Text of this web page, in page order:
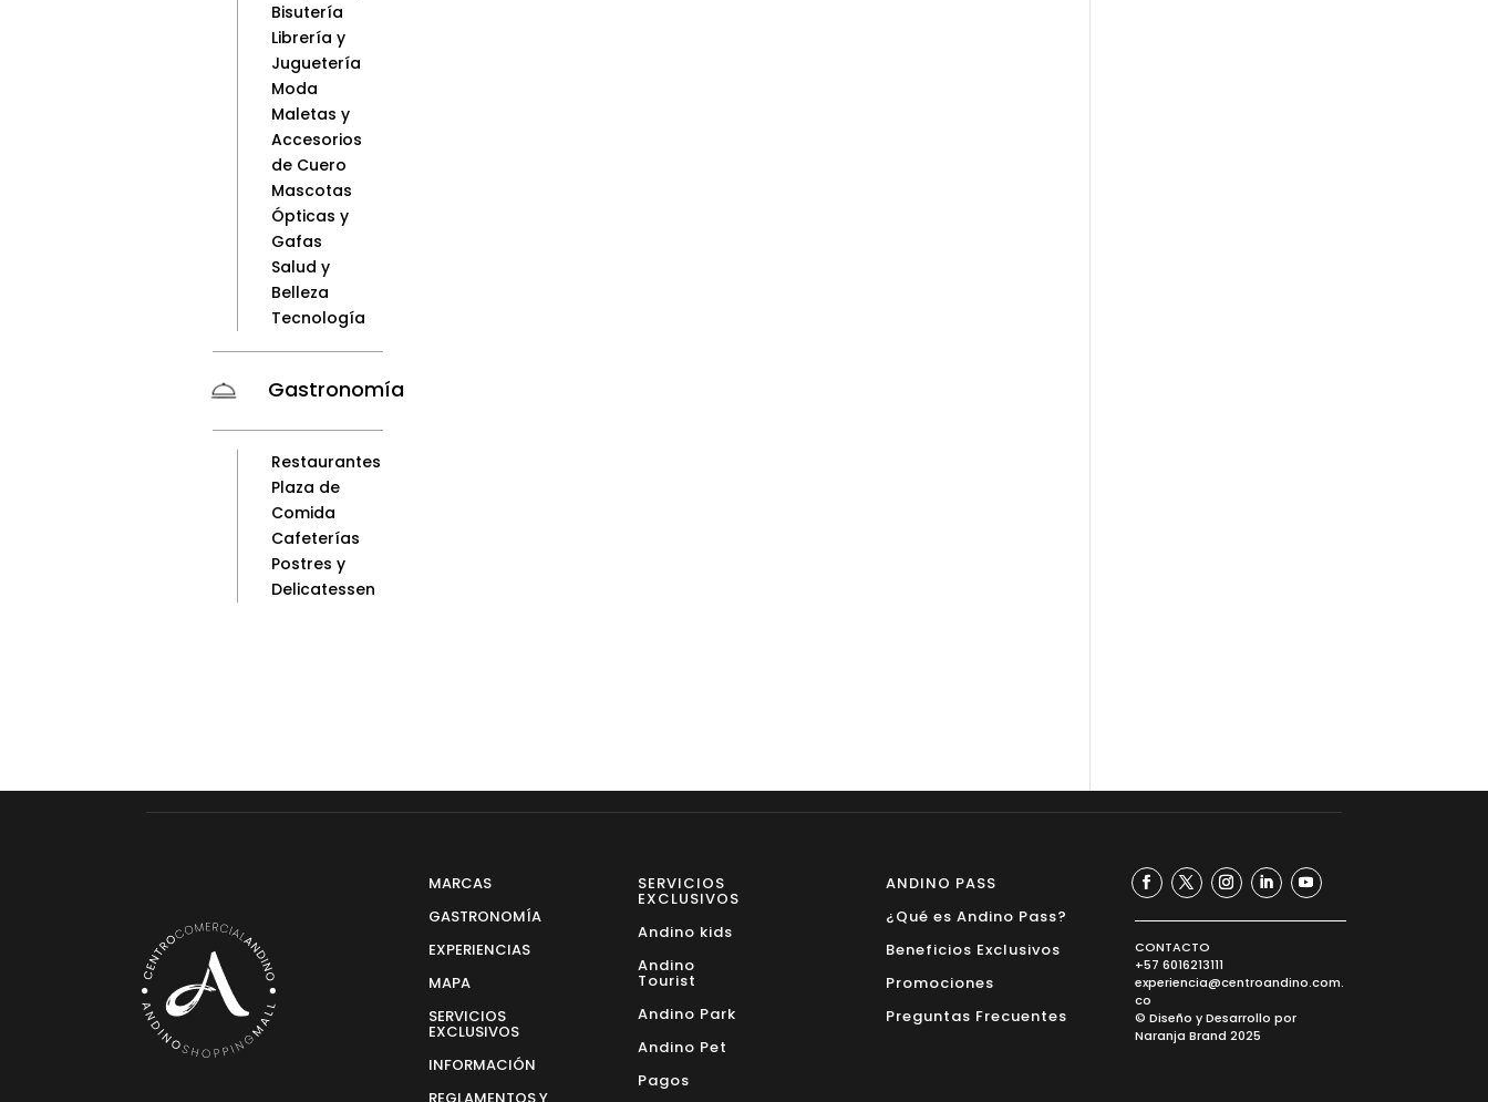
Bisutería
Librería y
Juguetería
Moda
Maletas y
Accesorios
de Cuero
Mascotas
Ópticas y
Gafas
Salud y
Belleza
Tecnología
Gastronomía
Restaurantes
Plaza de
Comida
Cafeterías
Postres y
Delicatessen
MARCAS
GASTRONOMÍA
EXPERIENCIAS
MAPA
SERVICIOS
EXCLUSIVOS
INFORMACIÓN
SERVICIOS
EXCLUSIVOS
Andino kids
Andino
Tourist
Andino Park
Andino Pet
Pagos
ANDINO PASS
¿Qué es Andino Pass?
Beneficios Exclusivos
Promociones
Preguntas Frecuentes
CONTACTO
+57 6016213111
experiencia@centroandino.com.
co
© Diseño yDesarrollo por
Naranja Brand 2025